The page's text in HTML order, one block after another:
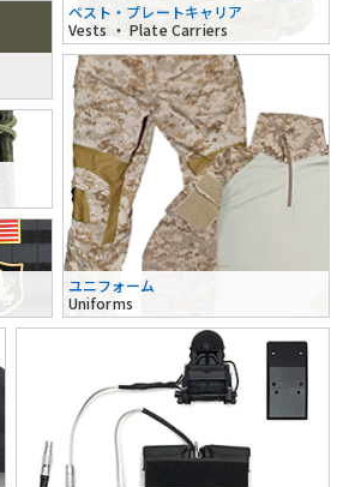
ベスト・プレートキャリア
Vests ・ Plate Carriers
ユニフォーム
Uniforms